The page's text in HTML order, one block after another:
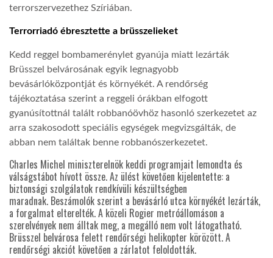
terrorszervezethez Szíriában.
Terrorriadó ébresztette a brüsszelieket
Kedd reggel bombamerénylet gyanúja miatt lezárták
Brüsszel belvárosának egyik legnagyobb
bevásárlóközpontját és környékét. A rendőrség
tájékoztatása szerint a reggeli órákban elfogott
gyanúsítottnál talált robbanóövhöz hasonló szerkezetet az
arra szakosodott speciális egységek megvizsgálták, de
abban nem találtak benne robbanószerkezetet.
Charles Michel miniszterelnök keddi programjait lemondta és
válságstábot hívott össze. Az ülést követően kijelentette: a
biztonsági szolgálatok rendkívüli készültségben
maradnak. Beszámolók szerint a bevásárló utca környékét lezárták,
a forgalmat elterelték. A közeli Rogier metróállomáson a
szerelvények nem álltak meg, a megálló nem volt látogatható.
Brüsszel belvárosa felett rendőrségi helikopter körözött. A
rendőrségi akciót követően a zárlatot feloldották.